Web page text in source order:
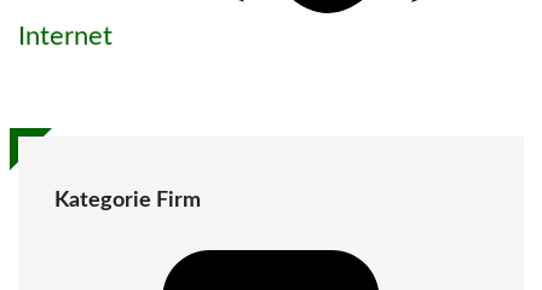
Internet
Kategorie Firm